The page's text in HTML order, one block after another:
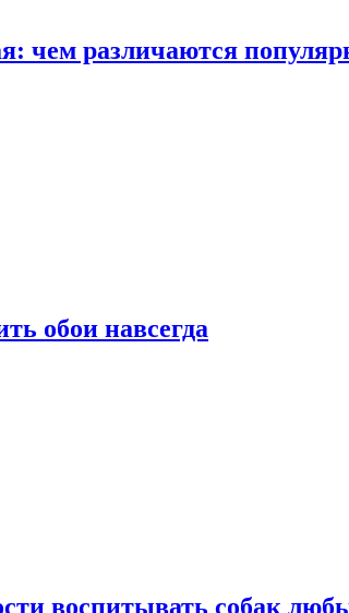
чем различаются
обои навсегда
воспитывать собак